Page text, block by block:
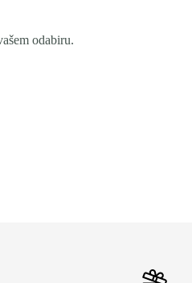
odabiru.